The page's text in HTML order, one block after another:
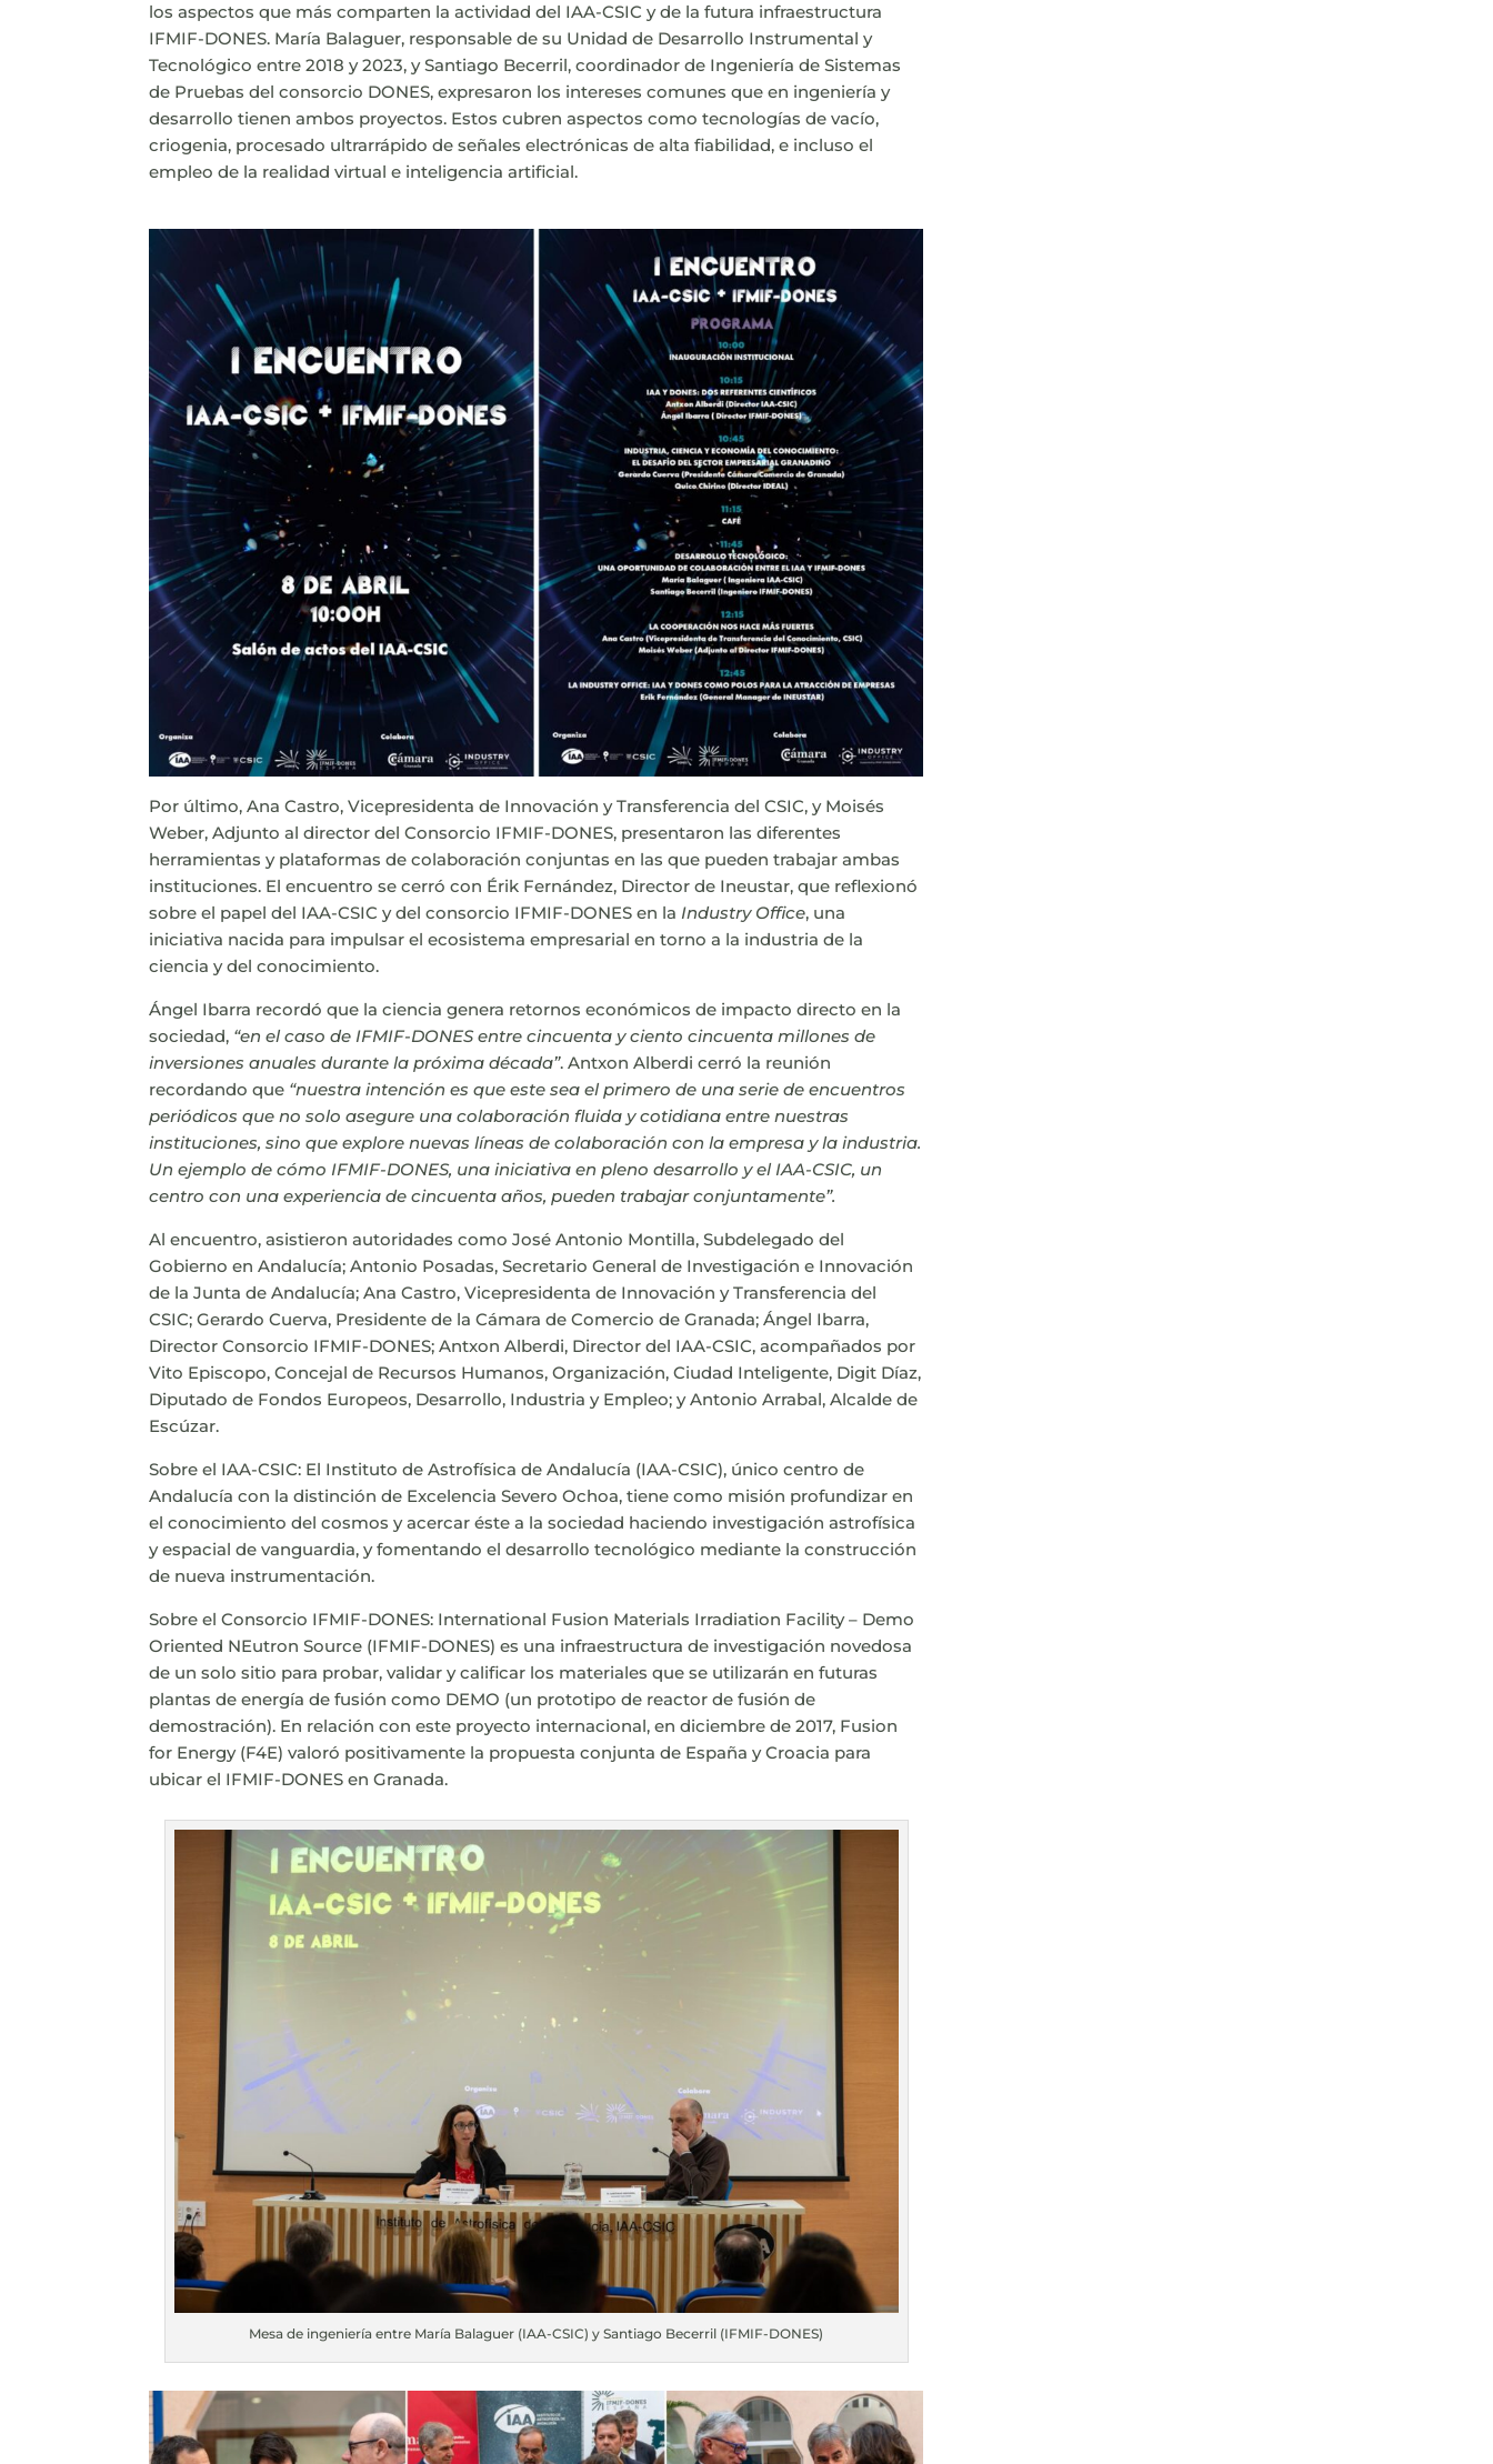
los aspectos que más comparten la actividad del IAA-CSIC y de la futura infraestructura
IFMIF-DONES. María Balaguer, responsable de su Unidad de Desarrollo Instrumental y
Tecnológico entre 2018 y 2023, y Santiago Becerril, coordinador de Ingeniería de Sistemas
de Pruebas del consorcio DONES, expresaron los intereses comunes que en ingeniería y
desarrollo tienen ambos proyectos. Estos cubren aspectos como tecnologías de vacío,
criogenia, procesado ultrarrápido de señales electrónicas de alta fiabilidad, e incluso el
empleo de la realidad virtual e inteligencia artificial.
Por último, Ana Castro, Vicepresidenta de Innovación y Transferencia del CSIC, y Moisés
Weber, Adjunto al director del Consorcio IFMIF-DONES, presentaron las diferentes
herramientas y plataformas de colaboración conjuntas en las que pueden trabajar ambas
instituciones. El encuentro se cerró con Érik Fernández, Director de Ineustar, que reflexionó
sobre el papel del IAA-CSIC y del consorcio IFMIF-DONES en la Industry Office, una
iniciativa nacida para impulsar el ecosistema empresarial en torno a la industria de la
ciencia y del conocimiento.
Ángel Ibarra recordó que la ciencia genera retornos económicos de impacto directo en la
sociedad, “en el caso de IFMIF-DONES entre cincuenta y ciento cincuenta millones de
inversiones anuales durante la próxima década”. Antxon Alberdi cerró la reunión
recordando que “nuestra intención es que este sea el primero de una serie de encuentros
periódicos que no solo asegure una colaboración fluida y cotidiana entre nuestras
instituciones, sino que explore nuevas líneas de colaboración con la empresa y la industria.
Un ejemplo de cómo IFMIF-DONES, una iniciativa en pleno desarrollo y el IAA-CSIC, un
centro con una experiencia de cincuenta años, pueden trabajar conjuntamente”.
Al encuentro, asistieron autoridades como José Antonio Montilla, Subdelegado del
Gobierno en Andalucía; Antonio Posadas, Secretario General de Investigación e Innovación
de la Junta de Andalucía; Ana Castro, Vicepresidenta de Innovación y Transferencia del
CSIC; Gerardo Cuerva, Presidente de la Cámara de Comercio de Granada; Ángel Ibarra,
Director Consorcio IFMIF-DONES; Antxon Alberdi, Director del IAA-CSIC, acompañados por
Vito Episcopo, Concejal de Recursos Humanos, Organización, Ciudad Inteligente, Digit Díaz,
Diputado de Fondos Europeos, Desarrollo, Industria y Empleo; y Antonio Arrabal, Alcalde de
Escúzar.
Sobre el IAA-CSIC: El Instituto de Astrofísica de Andalucía (IAA-CSIC), único centro de
Andalucía con la distinción de Excelencia Severo Ochoa, tiene como misión profundizar en
el conocimiento del cosmos y acercar éste a la sociedad haciendo investigación astrofísica
y espacial de vanguardia, y fomentando el desarrollo tecnológico mediante la construcción
de nueva instrumentación.
Sobre el Consorcio IFMIF-DONES: International Fusion Materials Irradiation Facility – Demo
Oriented NEutron Source (IFMIF-DONES) es una infraestructura de investigación novedosa
de un solo sitio para probar, validar y calificar los materiales que se utilizarán en futuras
plantas de energía de fusión como DEMO (un prototipo de reactor de fusión de
demostración). En relación con este proyecto internacional, en diciembre de 2017, Fusion
for Energy (F4E) valoró positivamente la propuesta conjunta de España y Croacia para
ubicar el IFMIF-DONES en Granada.
Mesa de ingeniería entre María Balaguer (IAA-CSIC) y Santiago Becerril (IFMIF-DONES)